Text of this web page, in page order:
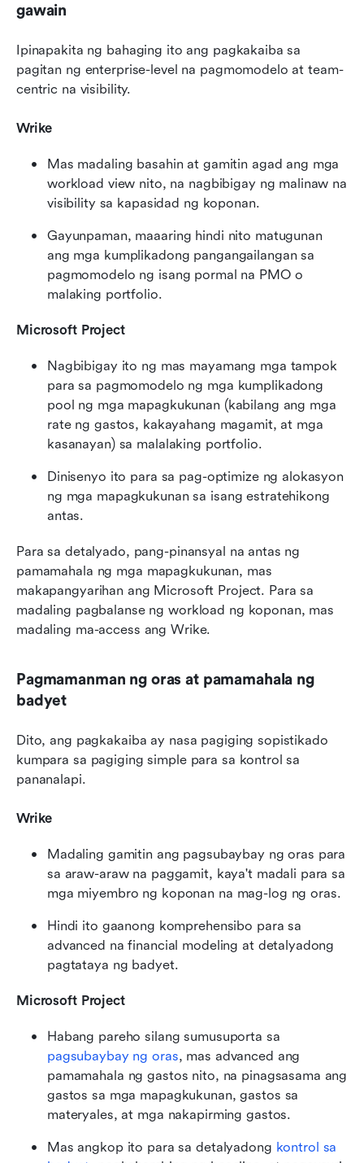
gawain
Ipinapakita ng bahaging ito ang pagkakaiba sa
pagitan ng enterprise-level na pagmomodelo at team-
centric na visibility.
Wrike
Mas madaling basahin at gamitin agad ang mga
workload view nito, na nagbibigay ng malinaw na
visibility sa kapasidad ng koponan.
Gayunpaman, maaaring hindi nito matugunan
ang mga kumplikadong pangangailangan sa
pagmomodelo ng isang pormal na PMO o
malaking portfolio.
Microsoft Project
Nagbibigay ito ng mas mayamang mga tampok
para sa pagmomodelo ng mga kumplikadong
pool ng mga mapagkukunan (kabilang ang mga
rate ng gastos, kakayahang magamit, at mga
kasanayan) sa malalaking portfolio.
Dinisenyo ito para sa pag-optimize ng alokasyon
ng mga mapagkukunan sa isang estratehikong
antas.
Para sa detalyado, pang-pinansyal na antas ng
pamamahala ng mga mapagkukunan, mas
makapangyarihan ang Microsoft Project. Para sa
madaling pagbalanse ng workload ng koponan, mas
madaling ma-access ang Wrike.
Pagmamanman ng oras at pamamahala ng
badyet
Dito, ang pagkakaiba ay nasa pagiging sopistikado
kumpara sa pagiging simple para sa kontrol sa
pananalapi.
Wrike
Madaling gamitin ang pagsubaybay ng oras para
sa araw-araw na paggamit, kaya't madali para sa
mga miyembro ng koponan na mag-log ng oras.
Hindi ito gaanong komprehensibo para sa
advanced na financial modeling at detalyadong
pagtataya ng badyet.
Microsoft Project
pagsubaybay ng oras, mas advanced ang
pamamahala ng gastos nito, na pinagsasama ang
gastos sa mga mapagkukunan, gastos sa
materyales, at mga nakapirming gastos.
Mas angkop ito para sa detalyadong kontrol sa